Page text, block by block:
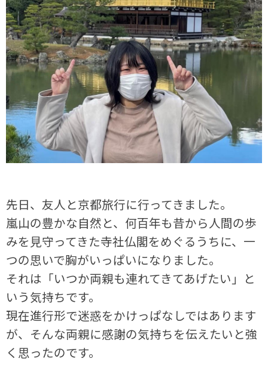
先日、友人と京都旅行に行ってきました。
嵐山の豊かな自然と、何百年も昔から人間の歩
みを見守ってきた寺社仏閣をめぐるうちに、一
つの思いで胸がいっぱいになりました。
それは「いつか両親も連れてきてあげたい」と
いう気持ちです。
現在進行形で迷惑をかけっぱなしではあります
が、そんな両親に感謝の気持ちを伝えたいと強
く思ったのです。